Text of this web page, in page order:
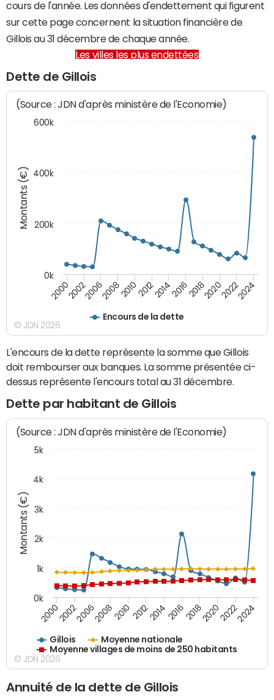
cours de l'année. Les données d'endettement qui figurent
sur cette page concernent la situation financière de
Gillois au 31 décembre de chaque année.
Les villes les plus endettées
Dette de Gillois
Montants (€)
(Source : JDN d'après ministère de l'Economie)
Encours de la dette
200020022006200820102012201420162018202020222024
0k
200k
400k
600k
© JDN 2026
L'encours de la dette représente la somme que Gillois
doit rembourser aux banques. La somme présentée ci-
dessus représente l'encours total au 31 décembre.
Dette par habitant de Gillois
Montants (€)
(Source : JDN d'après ministère de l'Economie)
Gillois
Moyenne nationale
Moyenne villages de moins de 250 habitants
20002002200620082010 2012201420162018202020222024
0k
1k
2k
3k
4k
5k
© JDN 2026
Annuité de la dette de Gillois